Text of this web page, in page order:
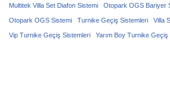
Multitek Villa Set Diafon Sistemi Otopark OGS Bariyer
Otopark OGS Sistemi Turnike Geçiş Sistemleri Villa
Vip Turnike Geçiş Sistemleri Yarım Boy Turnike Geçiş